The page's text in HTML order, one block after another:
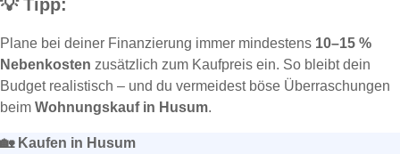
💡Tipp:
Plane bei deiner Finanzierung immer mindestens 10–15 %
Nebenkosten zusätzlich zum Kaufpreis ein. So bleibt dein
Budget realistisch – und du vermeidest böse Überraschungen
beim Wohnungskauf in Husum.
🏡 Kaufen in Husum